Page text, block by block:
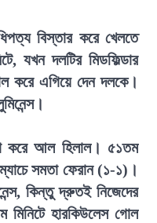
বিস্তার করে খেলতে
যখন দলটির মিডফিল্ডার
করে এগিয়ে দেন দলকে।
করে আল হিলাল। ৫১তম
ম্যাচে সমতা ফেরান (১-১)।
কিন্তু দ্রুতই নিজেদের
মিনিটে হারকিউলেস গোল